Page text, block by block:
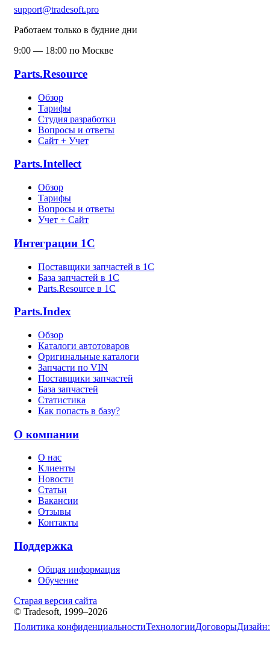
support@tradesoft.pro
Работаем только в будние дни
9:00 — 18:00 по Москве
Parts.Resource
Обзор
Тарифы
Студия разработки
Вопросы и ответы
Сайт + Учет
Parts.Intellect
Обзор
Тарифы
Вопросы и ответы
Учет + Сайт
Интеграции 1С
Поставщики запчастей в 1C
База запчастей в 1С
Parts.Resource в 1C
Parts.Index
Обзор
Каталоги автотоваров
Оригинальные каталоги
Запчасти по VIN
Поставщики запчастей
База запчастей
Статистика
Как попасть в базу?
О компании
О нас
Клиенты
Новости
Статьи
Вакансии
Отзывы
Контакты
Поддержка
Общая информация
Обучение
Старая версия сайта
© Tradesoft, 1999–2026
Политика конфиденциальностиТехнологииДоговорыДизайн: